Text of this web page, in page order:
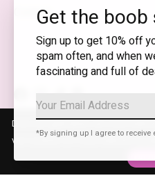
Contact
© Copyright 2026 T.I.T.S. Store |
knipoog
Get the boob
Sign up to get 10% off
spam often, and when
fascinating and full of
*By signing up I agree to
Door het gebruiken van onze
van cookies om onze website te
Dit